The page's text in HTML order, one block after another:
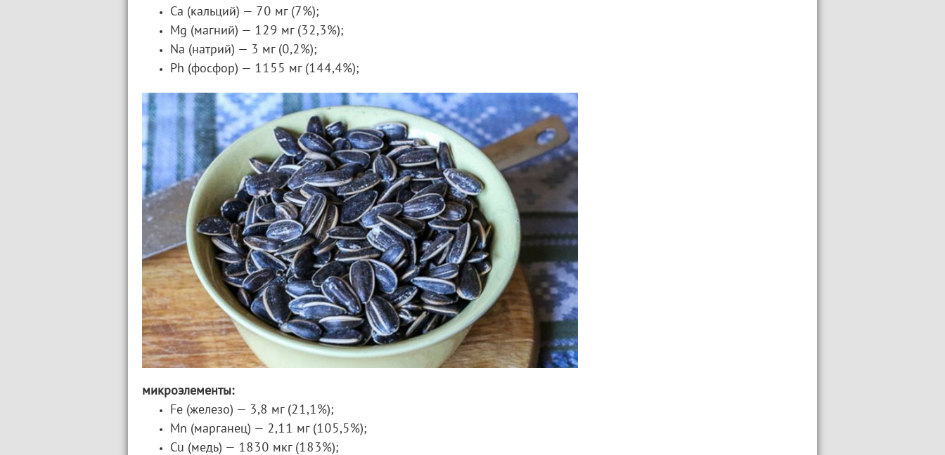
Ca (кальций) — 70 мг (7%);
Mg (магний) — 129 мг (32,3%);
Na (натрий) — 3 мг (0,2%);
Ph (фосфор) — 1155 мг (144,4%);
микроэлементы:
Fe (железо) — 3,8 мг (21,1%);
Mn (марганец) — 2,11 мг (105,5%);
Cu (медь) — 1830 мкг (183%);